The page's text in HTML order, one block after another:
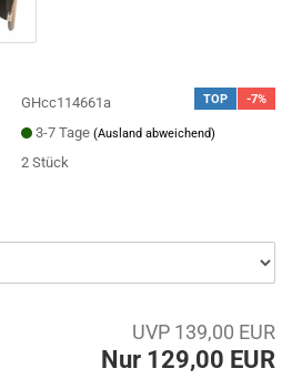
TOP -7%
GHcc114661a
3-7 Tage(Ausland abweichend)
2Stück
UVP 139,00 EUR
Nur 129,00 EUR